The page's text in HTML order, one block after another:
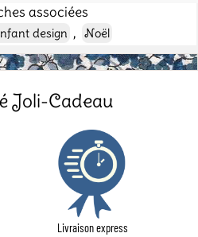
associées
design , Noël
Joli-Cadeau
Livraison express